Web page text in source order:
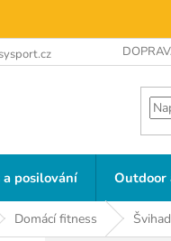
a posilování Outdoor
Domácí fitness